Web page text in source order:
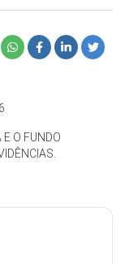
E O FUNDO